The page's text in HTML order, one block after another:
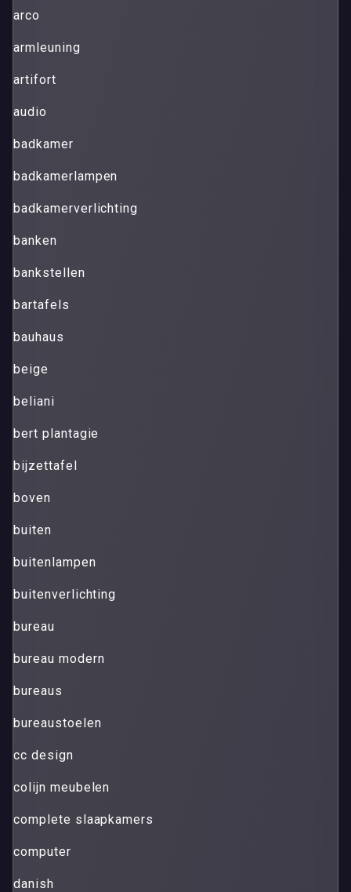
arco
armleuning
artifort
audio
badkamer
badkamerlampen
badkamerverlichting
banken
bankstellen
bartafels
bauhaus
beige
beliani
bert plantagie
bijzettafel
boven
buiten
buitenlampen
buitenverlichting
bureau
bureau modern
bureaus
bureaustoelen
cc design
colijn meubelen
complete slaapkamers
computer
danish